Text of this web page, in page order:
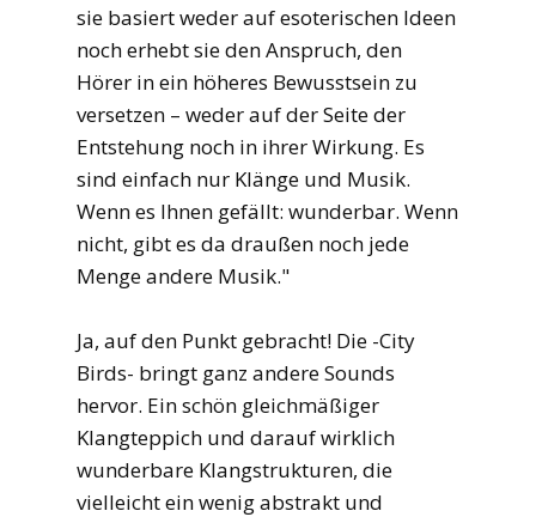
sie basiert weder auf esoterischen Ideen
noch erhebt sie den Anspruch, den
Hörer in ein höheres Bewusstsein zu
versetzen – weder auf der Seite der
Entstehung noch in ihrer Wirkung. Es
sind einfach nur Klänge und Musik.
Wenn es Ihnen gefällt: wunderbar. Wenn
nicht, gibt es da draußen noch jede
Menge andere Musik."
Ja, auf den Punkt gebracht! Die -City
Birds- bringt ganz andere Sounds
hervor. Ein schön gleichmäßiger
Klangteppich und darauf wirklich
wunderbare Klangstrukturen, die
vielleicht ein wenig abstrakt und